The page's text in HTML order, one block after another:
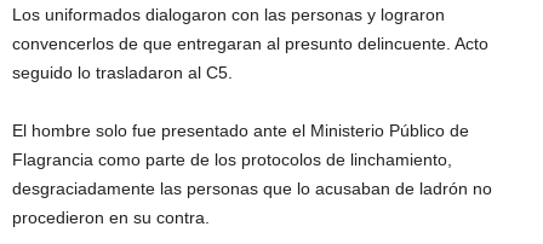
Los uniformados dialogaron con las personas y lograron
convencerlos de que entregaran al presunto delincuente. Acto
seguido lo trasladaron al C5.
El hombre solo fue presentado ante el Ministerio Público de
Flagrancia como parte de los protocolos de linchamiento,
desgraciadamente las personas que lo acusaban de ladrón no
procedieron en su contra.